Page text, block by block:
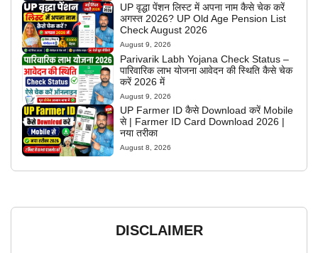
UP वृद्धा पेंशन लिस्ट में अपना नाम कैसे चेक करें
अगस्त 2026? UP Old Age Pension List
Check August 2026
August 9, 2026
Parivarik Labh Yojana Check Status –
पारिवारिक लाभ योजना आवेदन की स्थिति कैसे चेक
करें 2026 में
August 9, 2026
UP Farmer ID कैसे Download करें Mobile
से | Farmer ID Card Download 2026 |
नया तरीका
August 8, 2026
DISCLAIMER